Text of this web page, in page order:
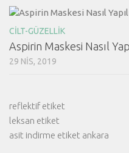
CILT-GÜZELLIK
Aspirin Maskesi Nasıl
29 NIS, 2019
reflektif etiket
leksan etiket
asit indirme etiket ankara